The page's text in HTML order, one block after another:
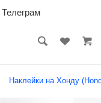
Телеграм
Наклейки на Хонду